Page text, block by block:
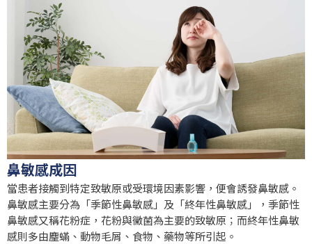
鼻敏感成因
當患者接觸到特定致敏原或受環境因素影響，便會誘發鼻敏感。
鼻敏感主要分為「季節性鼻敏感」及「終年性鼻敏感」，季節性
鼻敏感又稱花粉症，花粉與黴菌為主要的致敏原；而終年性鼻敏
感則多由麈蟎、動物毛屑、食物、藥物等所引起。